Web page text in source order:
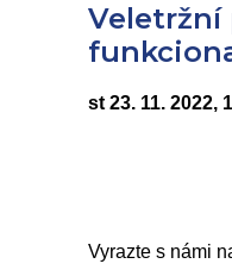
Veletržní
st 23. 11. 2022,
Vyrazte s námi